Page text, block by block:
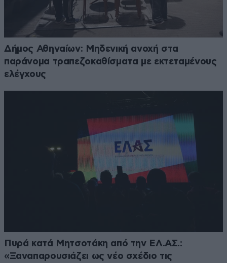
Δήμος Αθηναίων: Μηδενική ανοχή στα
παράνομα τραπεζοκαθίσματα με εκτεταμένους
ελέγχους
Πυρά κατά Μητσοτάκη από την ΕΛ.ΑΣ.:
«Ξαναπαρουσιάζει ως νέο σχέδιο τις